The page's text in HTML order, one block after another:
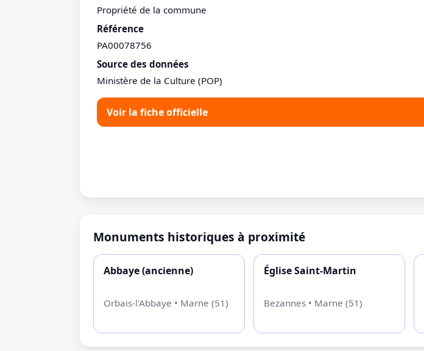
Propriété de la commune
Référence
PA00078756
Source des données
Ministère de la Culture (POP)
Voir la fiche officielle
Monuments historiques à proximité
Abbaye (ancienne)
Orbais-l'Abbaye • Marne (51)
Église Saint-Martin
Bezannes • Marne (51)